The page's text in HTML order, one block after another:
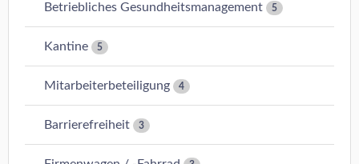
Betriebliches Gesundheitsmanagement 5
Kantine 5
Mitarbeiterbeteiligung 4
Barrierefreiheit 3